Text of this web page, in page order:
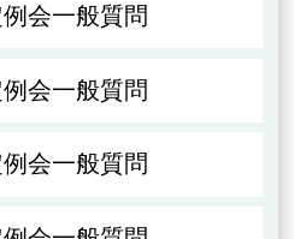
会一般質問
会一般質問
会一般質問